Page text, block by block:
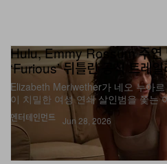
엔터테인먼트
Hulu, Emmy Rossum 주연
‘Furious’ 뒤틀린 공식 트레
Elizabeth Meriwether가 네오 누아
이 치밀한 여성 연쇄 살인범을 쫓는
Jun 28, 2026